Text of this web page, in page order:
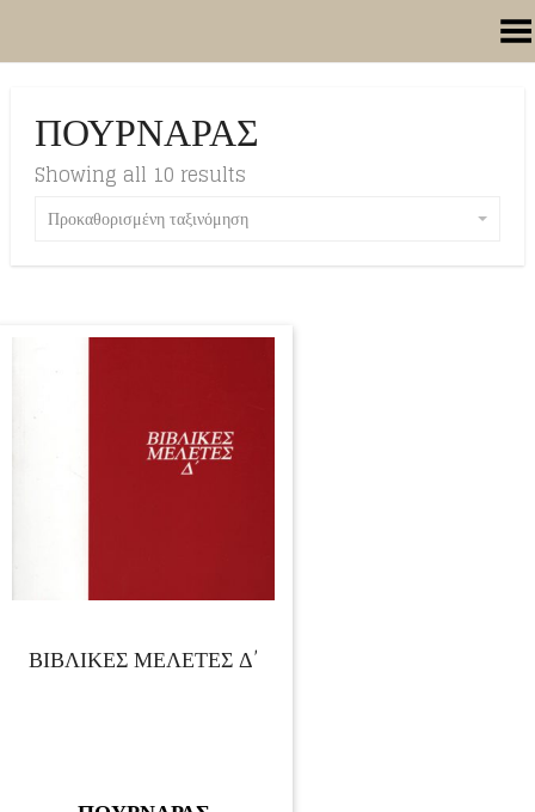
Toggle Menu
ΠΟΥΡΝΑΡΑΣ
Showing all 10 results
Προκαθορισμένη ταξινόμηση
ΒΙΒΛΙΚΕΣ ΜΕΛΕΤΕΣ Δ’